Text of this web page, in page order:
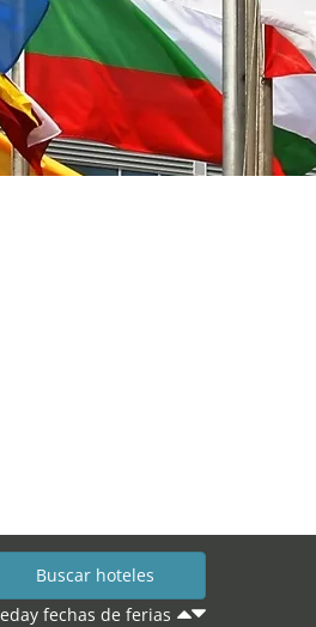
fechas de ferias